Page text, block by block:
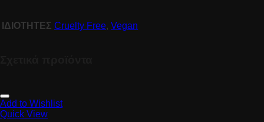
ΙΔΙΟΤΗΤΕΣ Cruelty Free, Vegan
Add to Wishlist
Quick View